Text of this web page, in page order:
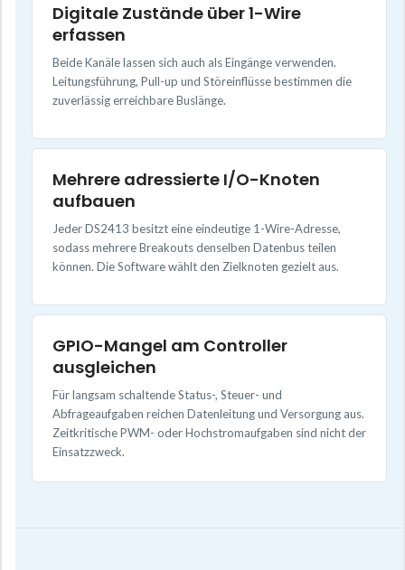
Digitale Zustände über 1-Wire
erfassen
Beide Kanäle lassen sich auch als Eingänge verwenden.
Leitungsführung, Pull-up und Störeinflüsse bestimmen die
zuverlässig erreichbare Buslänge.
Mehrere adressierte I/O-Knoten
aufbauen
Jeder DS2413 besitzt eine eindeutige 1-Wire-Adresse,
sodass mehrere Breakouts denselben Datenbus teilen
können. Die Software wählt den Zielknoten gezielt aus.
GPIO-Mangel am Controller
ausgleichen
Für langsam schaltende Status-, Steuer- und
Abfrageaufgaben reichen Datenleitung und Versorgung aus.
Zeitkritische PWM- oder Hochstromaufgaben sind nicht der
Einsatzzweck.